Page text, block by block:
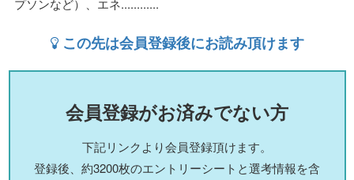
この先は会員登録後にお読み頂けます
会員登録がお済みでない方
下記リンクより会員登録頂けます。
登録後、約3200枚のエントリーシートと選考情報を含